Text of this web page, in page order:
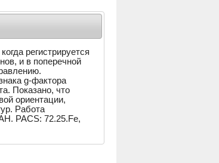
регистрируется
и в поперечной
g-фактора
Показано, что
ориентации,
Работа
PACS: 72.25.Fe,